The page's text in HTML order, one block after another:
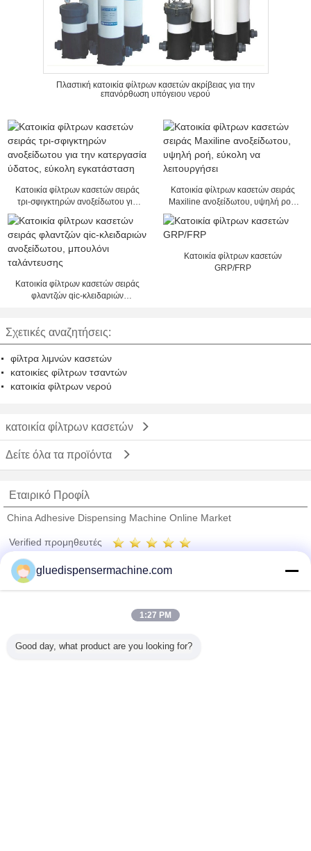
Πλαστική κατοικία φίλτρων κασετών ακρίβειας για την
επανόρθωση υπόγειου νερού
Κατοικία φίλτρων κασετών σειράς
τρι-σφιγκτηρών ανοξείδωτου για
εγκατάσταση
Κατοικία φίλτρων κασετών σειράς
Maxiline ανοξείδωτου, υψηλή ροή,
Κατοικία φίλτρων κασετών σειράς
φλαντζών qic-κλειδαριών
Κατοικία φίλτρων κασετών
GRP/FRP
Σχετικές αναζητήσεις:
φίλτρα λιμνών κασετών
κατοικίες φίλτρων τσαντών
κατοικία φίλτρων νερού
κατοικία φίλτρων κασετών
Δείτε όλα τα προϊόντα
Εταιρικό Προφίλ
China Adhesive Dispensing Machine Online Market
Verified προμηθευτές
Trust Seal
Όλα τα Προϊόντα
gluedispensermachine.com
1:27 PM
Good day, what product are you looking for?